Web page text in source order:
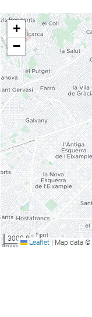
+
−
3000 ftLeaflet Map data ©